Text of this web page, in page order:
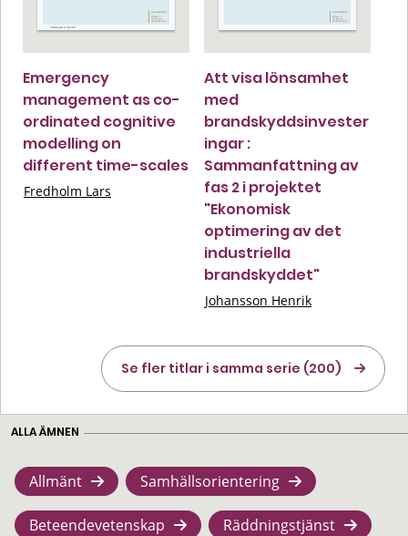
Emergency
management as co-
ordinated cognitive
modelling on
different time-scales
Fredholm Lars
Att visa lönsamhet
med
brandskyddsinvester
ingar :
Sammanfattning av
fas 2 i projektet
"Ekonomisk
optimering av det
industriella
brandskyddet"
Johansson Henrik
Se fler titlar i samma serie (200)
ALLA ÄMNEN
Allmänt Samhällsorientering
Beteendevetenskap Räddningstjänst